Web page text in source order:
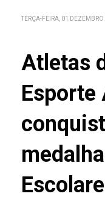
TERÇA-FEIRA, 01
Atletas
Esporte